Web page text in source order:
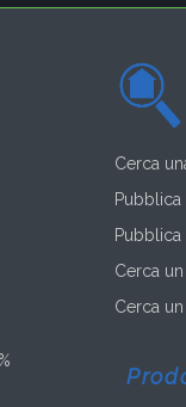
Cerca
Cerca
Cerca